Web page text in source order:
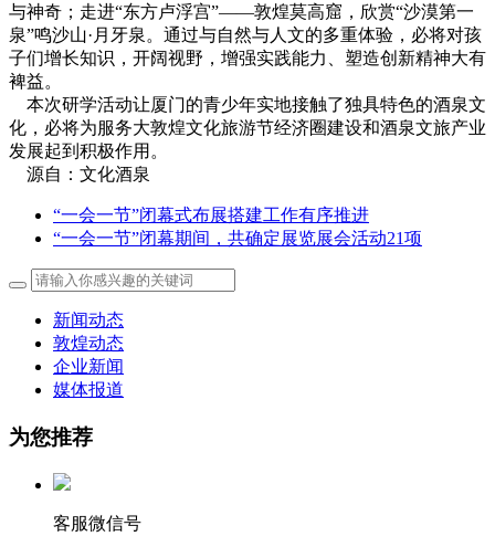
与神奇；走进“东方卢浮宫”——敦煌莫高窟，欣赏“沙漠第一
泉”鸣沙山·月牙泉。通过与自然与人文的多重体验，必将对孩
子们增长知识，开阔视野，增强实践能力、塑造创新精神大有
裨益。
本次研学活动让厦门的青少年实地接触了独具特色的酒泉文
化，必将为服务大敦煌文化旅游节经济圈建设和酒泉文旅产业
发展起到积极作用。
源自：文化酒泉
“一会一节”闭幕式布展搭建工作有序推进
“一会一节”闭幕期间，共确定展览展会活动21项
新闻动态
敦煌动态
企业新闻
媒体报道
为您推荐
客服微信号